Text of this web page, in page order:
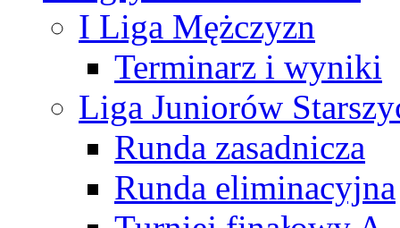
I Liga Mężczyzn
Terminarz i wyniki
Liga Juniorów
Runda zasadnicza
Runda eliminacyjna